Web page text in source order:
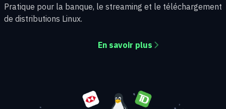
Pratique pour la banque, le streaming et le téléchargement
de distributions Linux.
En savoir plus